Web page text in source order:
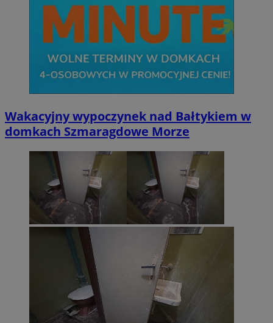
Wakacyjny wypoczynek nad Bałtykiem w
domkach Szmaragdowe Morze